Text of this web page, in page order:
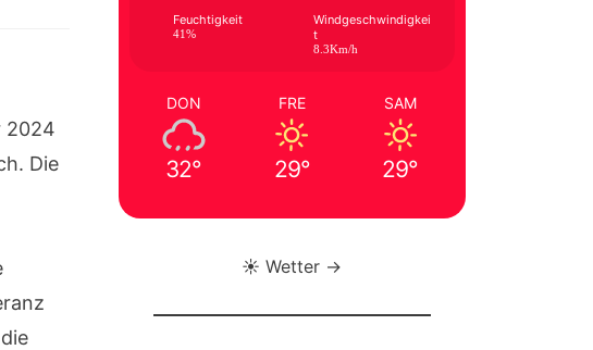
2024
Die
Feuchtigkeit
41%
Windgeschwindigkei
t
8.3Km/h
DON
32°
FRE
29°
SAM
29°
☀️ Wetter →